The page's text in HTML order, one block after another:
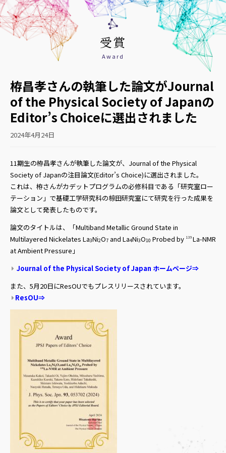
受賞
Award
栫昌孝さんの執筆した論文がJournal
of the Physical Society of Japanの
Editor’s Choiceに選出されました
2024年4月24日
11期生の栫昌孝さんが執筆した論文が、Journal of the Physical
Society of Japanの注目論文(Editor’s Choice)に選出されました。
これは、栫さんがカデットプログラムの必修科目である「研究室ロー
テーション」で基礎工学研究科の椋田研究室にて研究を行った成果を
論文として発表したものです。
論文のタイトルは、「Multiband Metallic Ground State in
Multilayered Nickelates La3Ni2O7 and La4Ni3O10 Probed by 139 La-NMR
at Ambient Pressure」
Journal of the Physical Society of Japan ホームページ⇒
また、5月20日にResOUでもプレスリリースされています。
ResOU⇒